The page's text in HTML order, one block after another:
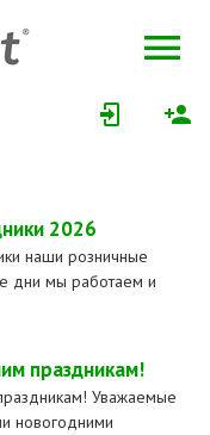
2026
наши розничные
дни мы работаем и
праздникам!
Уважаемые
новогодними